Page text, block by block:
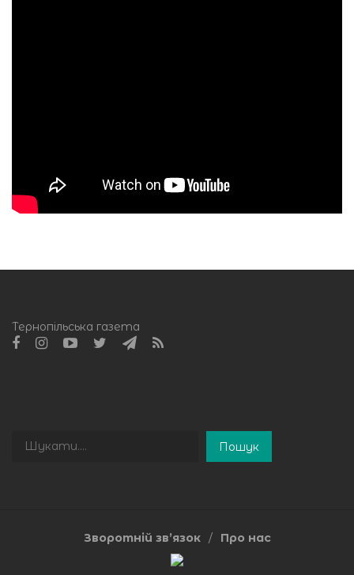
Тернопільська газета
Пошук
Пошук
Зворотній зв’язок Про нас